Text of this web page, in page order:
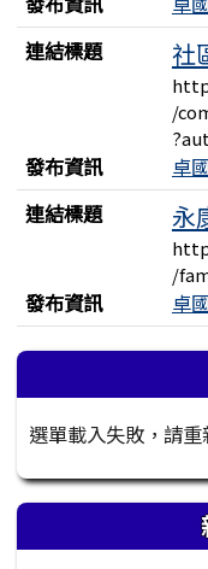
連結標題
社
/
發布資訊
卓
連結標題
永
/
發布資訊 卓
左邊區域內容
選單載入失敗，請重